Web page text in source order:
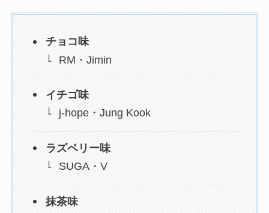
チョコ味
RM・Jimin
イチゴ味
j-hope・Jung Kook
ラズベリー味
SUGA・V
抹茶味